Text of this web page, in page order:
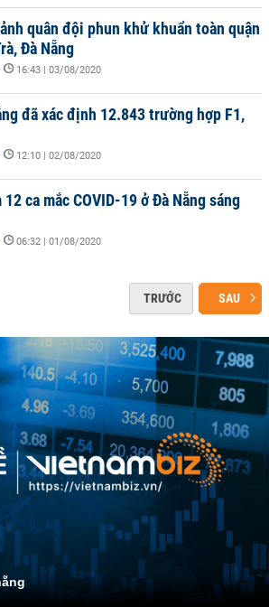
quân đội phun khử khuẩn toàn quận
Đà Nẵng
16:43 | 03/08/2020
đã xác định 12.843 trường hợp F1,
12:10 | 02/08/2020
12 ca mắc COVID-19 ở Đà Nẵng sáng
06:32 | 01/08/2020
TRƯỚC SAU